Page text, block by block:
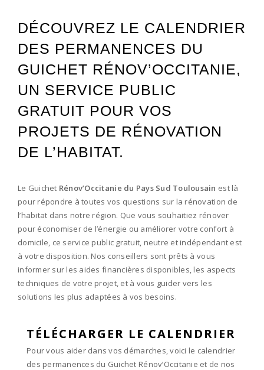
DÉCOUVREZ LE CALENDRIER
DES PERMANENCES DU
GUICHET RÉNOV’OCCITANIE,
UN SERVICE PUBLIC
GRATUIT POUR VOS
PROJETS DE RÉNOVATION
DE L’HABITAT.
Le Guichet Rénov’Occitanie du Pays Sud Toulousain est là
pour répondre à toutes vos questions sur la rénovation de
l’habitat dans notre région. Que vous souhaitiez rénover
pour économiser de l’énergie ou améliorer votre confort à
domicile, ce service public gratuit, neutre et indépendant est
à votre disposition. Nos conseillers sont prêts à vous
informer sur les aides financières disponibles, les aspects
techniques de votre projet, et à vous guider vers les
solutions les plus adaptées à vos besoins.
TÉLÉCHARGER LE CALENDRIER
Pour vous aider dans vos démarches, voici le calendrier
des permanences du Guichet Rénov’Occitanie et de nos